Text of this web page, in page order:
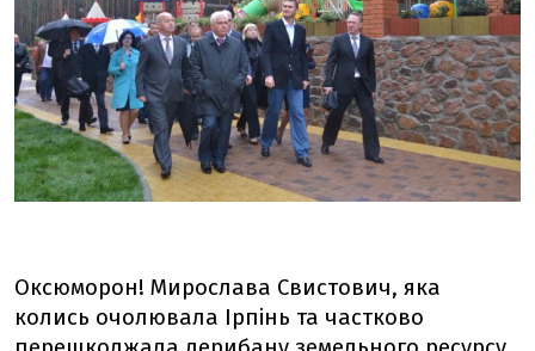
Оксюморон! Мирослава Свистович, яка
колись очолювала Ірпінь та частково